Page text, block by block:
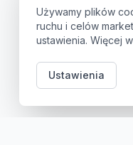
Używamy plików
ruchu i celów
ustawienia. Więcej w
Ustawienia